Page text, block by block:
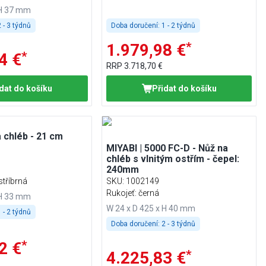
37 mm
- 3 týdnů
€*
do košíku
Doba doručení: 1 - 2 týdnů
1.979,98 €*
RRP 3.718,70 €
Přidat do košíku
chléb - 21 cm
33 mm
- 2 týdnů
€*
MIYABI | 5000 FC-D - Nůž na
chléb s vlnitým ostřím - čepel:
240mm
SKU: 1002149
Rukojeť: černá
W 24 x D 425 x H 40 mm
Doba doručení: 2 - 3 týdnů
4.225,83 €*